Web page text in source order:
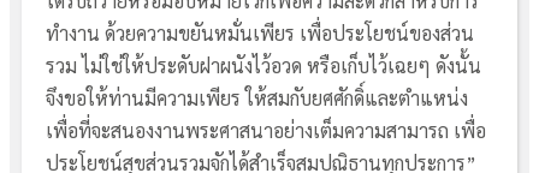
ทำงาน ด้วยความขยันหมั่นเพียร เพื่อประโยชน์ของส่วน
รวม ไม่ใช่ให้ประดับฝาผนังไว้อวด หรือเก็บไว้เฉยๆ ดังนั้น
จึงขอให้ท่านมีความเพียร ให้สมกับยศศักดิ์และตำแหน่ง
เพื่อที่จะสนองงานพระศาสนาอย่างเต็มความสามารถ เพื่อ
ประโยชน์สุขส่วนรวมจักได้สำเร็จสมปณิธานทุกประการ”